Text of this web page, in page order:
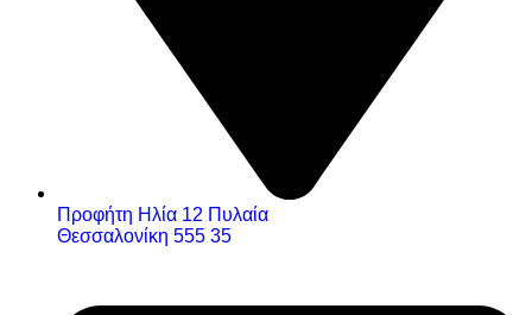
Προφήτη Ηλία 12 Πυλαία
Θεσσαλονίκη 555 35